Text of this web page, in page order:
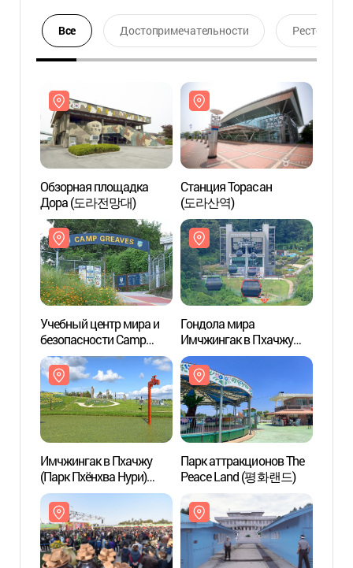
Все Достопримечательности Ресторан
Обзорная площадка
Дора (도라전망대)
Станция Торасан
(도라산역)
Учебный центр мира и
безопасности Camp
Greaves (캠프 그리브스)
Гондола мира
Имчжингак в Пхачжу
(Гондола ДМЗ в Пхачжу)
(파주 임진각평화곤돌라
(파주 DMZ 곤돌라))
Имчжингак в Пхачжу
(Парк Пхёнхва Нури)
(파주 임진각
(평화누리공원))
Парк аттракционов The
Peace Land (평화랜드)